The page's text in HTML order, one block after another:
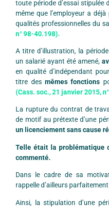
toute période d’essai
même que l’employeur a déjà
qualités professionnelles du
n° 98-40.198).
A titre d’illustration, la
un salarié ayant été amené,
en qualité d’indépendant
titre des mêmes fonctions
(Cass. soc., 21 janvier 2015,
La rupture du contrat de
de motif au prétexte d’une
un licenciement sans cause
Telle était la problématique
commenté.
Dans le cadre de sa
rappelle d’ailleurs
Ainsi, la stipulation d’une